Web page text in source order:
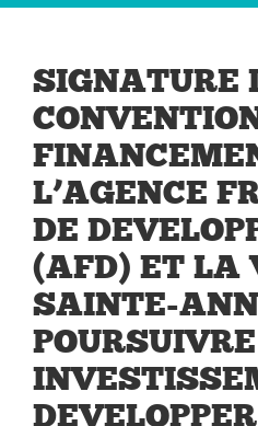
SIGNATURE
L’AGENCE
DE
(AFD) ET LA
SAINTE-